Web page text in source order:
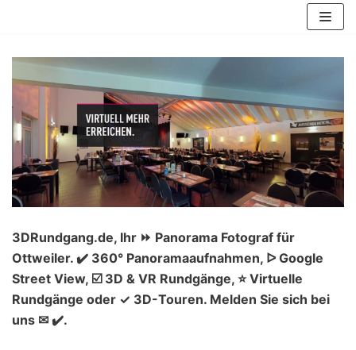
Inhalt
springen
3DRundgang.de, Ihr ⏩ Panorama Fotograf für
Ottweiler. ✔️ 360° Panoramaaufnahmen, ᐅ Google
Street View, ☑️ 3D & VR Rundgänge, ⭐ Virtuelle
Rundgänge oder ✓ 3D-Touren. Melden Sie sich bei
uns ✉ ✔️.